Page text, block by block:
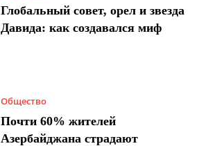
Глобальный совет, орел и звезда
Давида: как создавался миф
Общество
Почти 60% жителей
Азербайджана страдают